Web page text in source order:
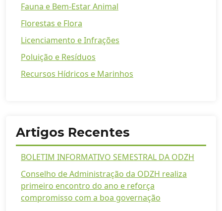
Fauna e Bem-Estar Animal
Florestas e Flora
Licenciamento e Infrações
Poluição e Resíduos
Recursos Hídricos e Marinhos
Artigos Recentes
BOLETIM INFORMATIVO SEMESTRAL DA ODZH
Conselho de Administração da ODZH realiza
primeiro encontro do ano e reforça
compromisso com a boa governação